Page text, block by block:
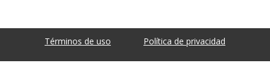
Términos de uso Política de privacidad